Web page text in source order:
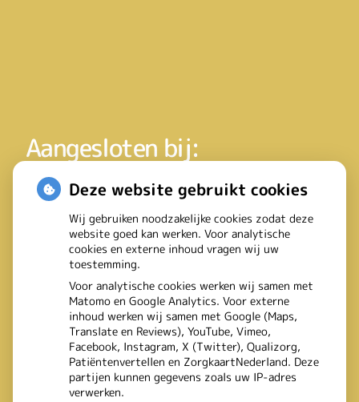
Aangesloten bij:
Deze website gebruikt cookies
Wij gebruiken noodzakelijke cookies zodat deze
website goed kan werken. Voor analytische
cookies en externe inhoud vragen wij uw
toestemming.
Voor analytische cookies werken wij samen met
Matomo en Google Analytics. Voor externe
inhoud werken wij samen met Google (Maps,
Translate en Reviews), YouTube, Vimeo,
Facebook, Instagram, X (Twitter), Qualizorg,
Patiëntenvertellen en ZorgkaartNederland. Deze
partijen kunnen gegevens zoals uw IP-adres
verwerken.